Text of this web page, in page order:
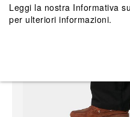
Leggi la nostra Informativa
per ulteriori informazioni.